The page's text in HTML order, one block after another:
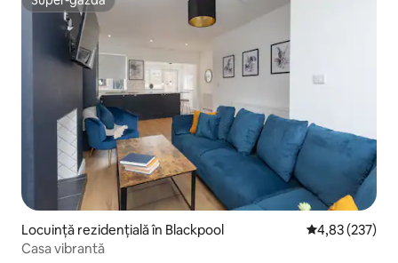
Super-gazdă
Locuință rezidențială în Blackpool Scor mediu de
4,83 (237)
Casa vibrantă